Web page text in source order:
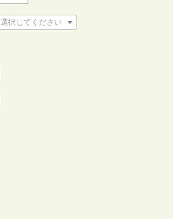
択してください
てください